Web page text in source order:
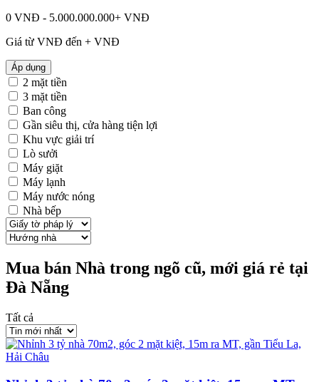
0 VNĐ - 5.000.000.000+ VNĐ
Giá từ VNĐ đến + VNĐ
Áp dụng
2 mặt tiền
3 mặt tiền
Ban công
Gần siêu thị, cửa hàng tiện lợi
Khu vực giải trí
Lò sưởi
Máy giặt
Máy lạnh
Máy nước nóng
Nhà bếp
Mua bán Nhà trong ngõ cũ, mới giá rẻ tại
Đà Nẵng
Tất cả